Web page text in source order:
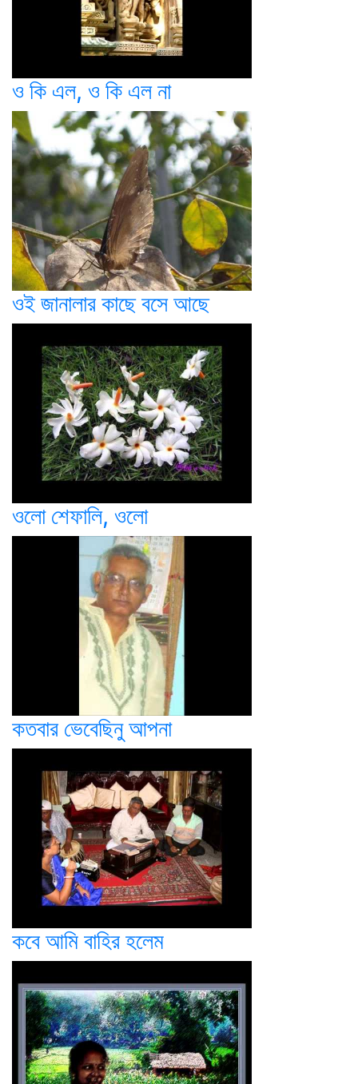
ও কি এল, ও কি এল না
ওই জানালার কাছে বসে আছে
ওলো শেফালি, ওলো
কতবার ভেবেছিনু আপনা
কবে আমি বাহির হলেম